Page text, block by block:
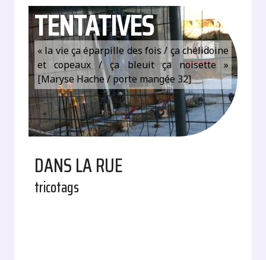
TENTATIVES
« la vie ça éparpille des fois / ça chélidoine
et copeaux / ça bleuit ça noisette »
[Maryse Hache / porte mangée 32]
DANS LA RUE
tricotags